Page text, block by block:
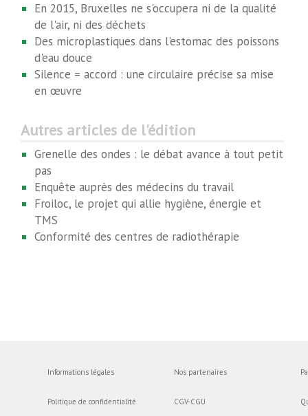
En 2015, Bruxelles ne s'occupera ni de la qualité
de l'air, ni des déchets
Des microplastiques dans l'estomac des poissons
d'eau douce
Silence = accord : une circulaire précise sa mise
en œuvre
Autres articles de l'édition
Grenelle des ondes : le débat avance à tout petit
pas
Enquête auprès des médecins du travail
Froiloc, le projet qui allie hygiène, énergie et
TMS
Conformité des centres de radiothérapie
Informations légales
Politique de confidentialité
Nos partenaires
CGV-CGU